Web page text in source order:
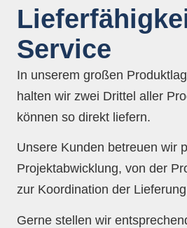
Service
In unserem großen
halten wir zwei Drittel aller
können so direkt liefern.
Unsere Kunden betreuen wir
Projektabwicklung, von der
zur Koordination der
Gerne stellen wir